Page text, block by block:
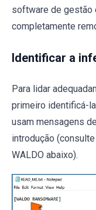
software de gestão
completamente
Identificar a
Para lidar
primeiro identificá-
usam mensagens
introdução
WALDO abaixo).